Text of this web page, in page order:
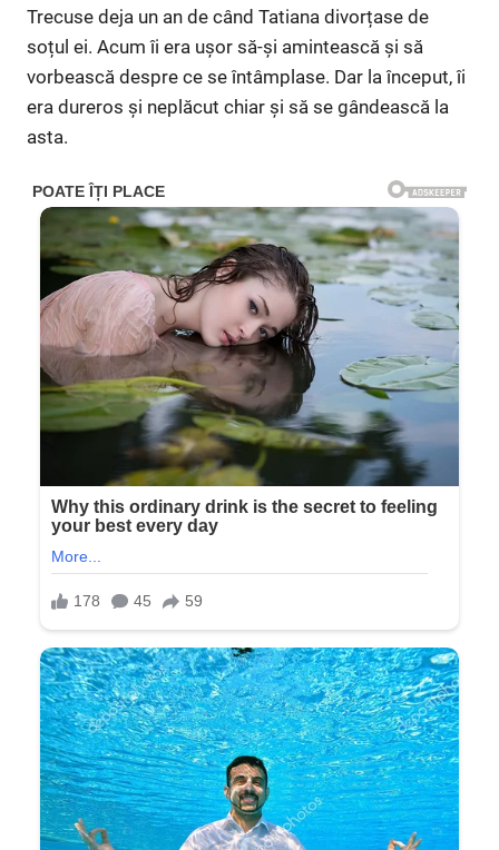
Trecuse deja un an de când Tatiana divorțase de
soțul ei. Acum îi era ușor să-și amintească și să
vorbească despre ce se întâmplase. Dar la început, îi
era dureros și neplăcut chiar și să se gândească la
asta.